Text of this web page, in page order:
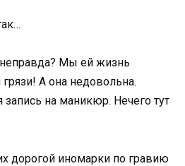
Мы ей жизнь
А она недовольна.
на маникюр. Нечего тут
дорогой иномарки по гравию